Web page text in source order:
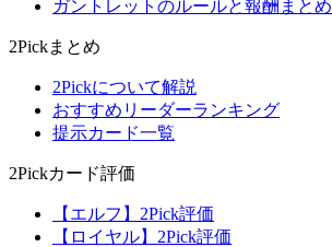
ガントレットのルールと報酬まとめ
2Pickまとめ
2Pickについて解説
おすすめリーダーランキング
提示カード一覧
2Pickカード評価
【エルフ】2Pick評価
【ロイヤル】2Pick評価